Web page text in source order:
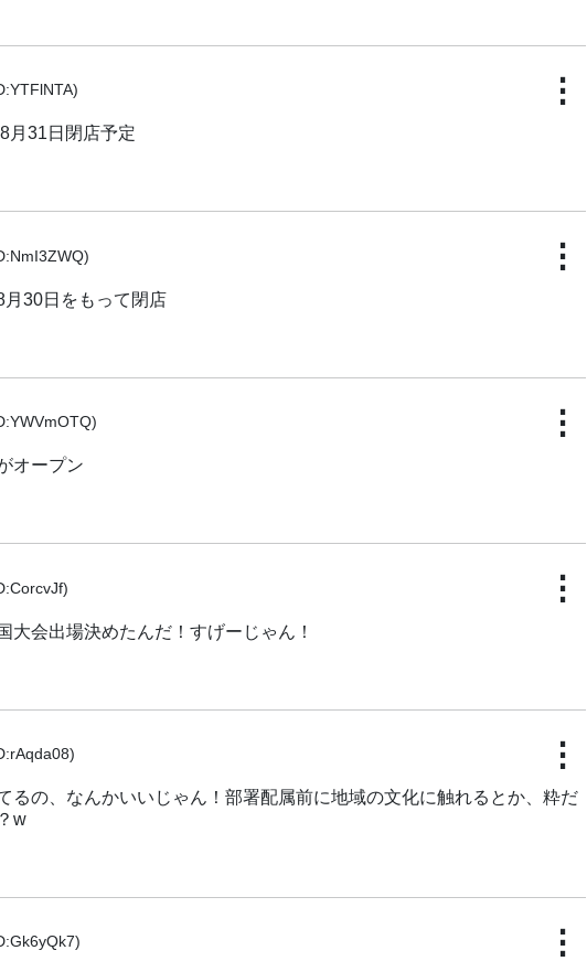
⋮
月31日閉店予定
⋮
月30日をもって閉店
⋮
オープン
⋮
大会出場決めたんだ！すげーじゃん！
⋮
るの、なんかいいじゃん！部署配属前に地域の文化に触れるとか、粋だ
w
⋮